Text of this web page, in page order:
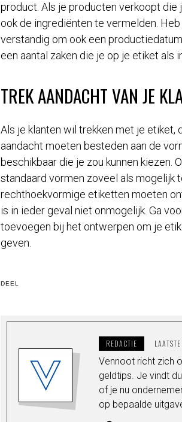
product. Als je producten verkoopt die
ook de ingrediënten te vermelden.
verstandig om ook een
een aantal zaken die je op je etiket als
TREK AANDACHT VAN JE
Als je klanten wil trekken met je etiket,
aandacht moeten besteden aan de
beschikbaar die je zou kunnen kiezen.
standaard vormen zoveel als mogelijk
rechthoekvormige etiketten moeten
is in ieder geval niet onmogelijk. Ga
toevoegen bij het ontwerpen om je
geven.
DEEL
REDACTIE
Vennoot richt zich
geldtips. Je vindt
of je nu
op bepaalde